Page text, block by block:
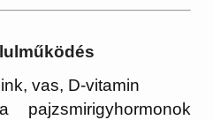
vas, D-vitamin